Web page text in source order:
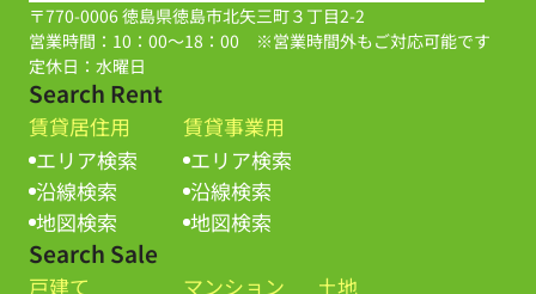
〒770-0006 徳島県徳島市北矢三町３丁目2-2
営業時間：10：00～18：00 ※営業時間外もご対応可能です
定休日：水曜日
Search Rent
賃貸居住用
エリア検索
沿線検索
地図検索
賃貸事業用
エリア検索
沿線検索
地図検索
Search Sale
戸建て マンション 土地